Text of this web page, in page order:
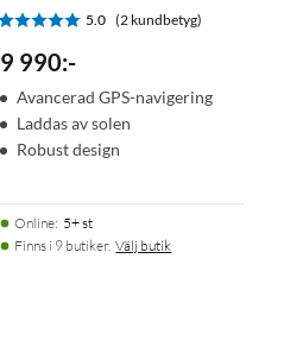
5.0 (2 kundbetyg)
9 990:-
Avancerad GPS-navigering
Laddas av solen
Robust design
Online: 5+ st
Finns i 9 butiker. Välj butik